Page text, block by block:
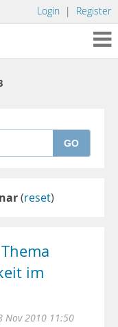
Login | Register
GO
(reset)
im
Nov 2010 11:50